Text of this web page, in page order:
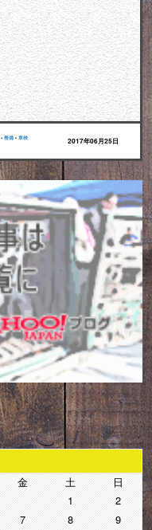
• 整備 • 車検 2017年06月25日
金 土
日
1
2
7 8
9